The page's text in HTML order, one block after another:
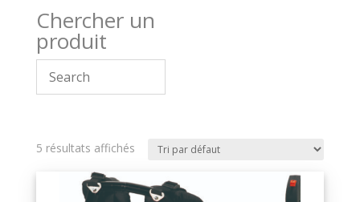
Chercher un
produit
5 résultats affichés